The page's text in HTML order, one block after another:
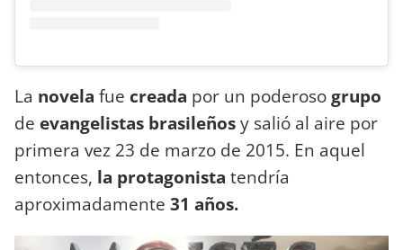
La novela fue creada por un poderosogrupo
de evangelistas brasileñosy salió al aire por
primera vez 23 de marzo de 2015. En aquel
entonces, la protagonista tendría
aproximadamente 31 años.